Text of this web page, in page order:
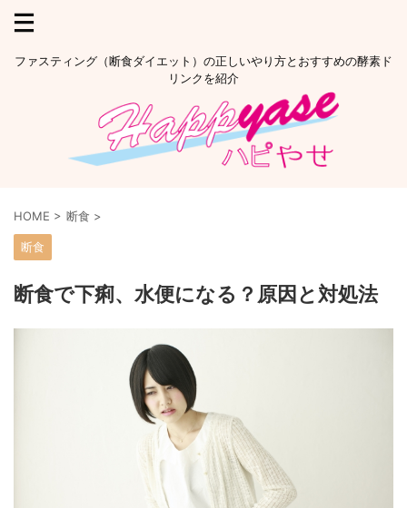
ファスティング（断食ダイエット）の正しいやり方とおすすめの酵素ド
リンクを紹介
HOME > 断食 >
断食
断食で下痢、水便になる？原因と対処法